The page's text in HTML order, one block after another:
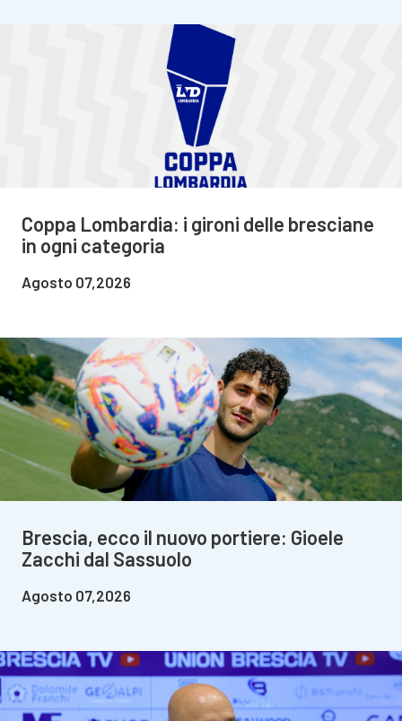
Coppa Lombardia: i gironi delle bresciane
in ogni categoria
Agosto 07,2026
Brescia, ecco il nuovo portiere: Gioele
Zacchi dal Sassuolo
Agosto 07,2026